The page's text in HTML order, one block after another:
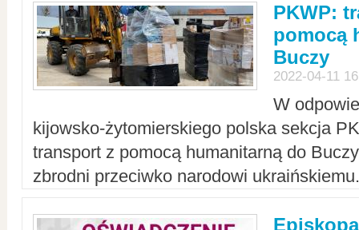
PKWP:
pomocą
Buczy
2022-04-11
W
kijowsko-żytomierskiego polska sekcja
transport z pomocą humanitarną do
zbrodni przeciwko narodowi